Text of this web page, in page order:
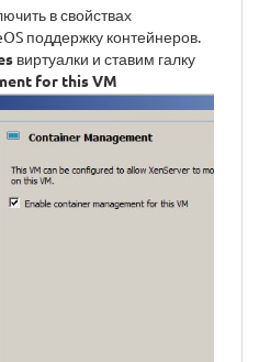
в свойствах
поддержку контейнеров.
виртуалки и ставим галку
for this VM